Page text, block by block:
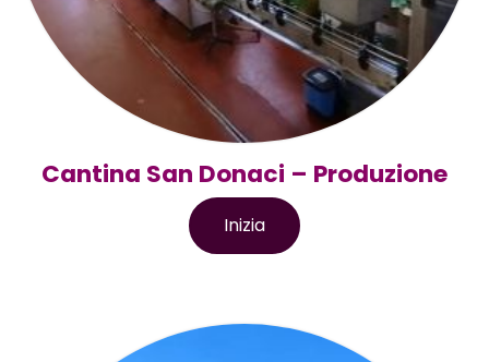
Cantina San Donaci – Produzione
Inizia